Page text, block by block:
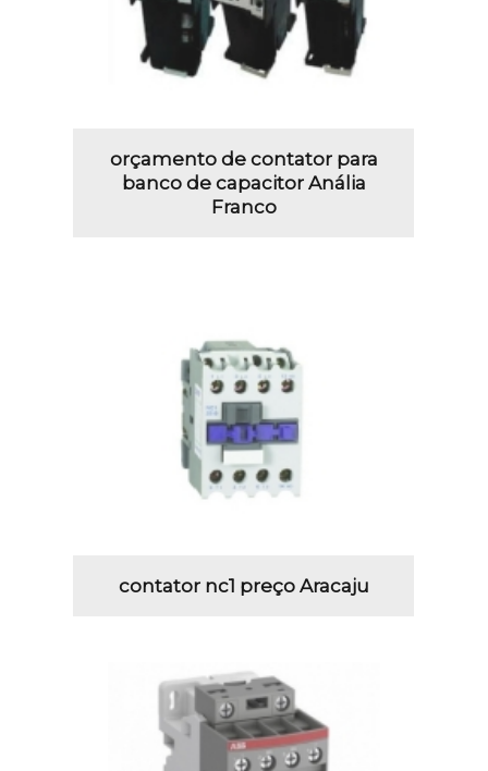
orçamento de contator para
banco de capacitor Anália
Franco
contator nc1 preço Aracaju